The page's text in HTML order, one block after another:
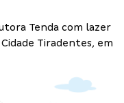
Tenda com lazer
Tiradentes, em